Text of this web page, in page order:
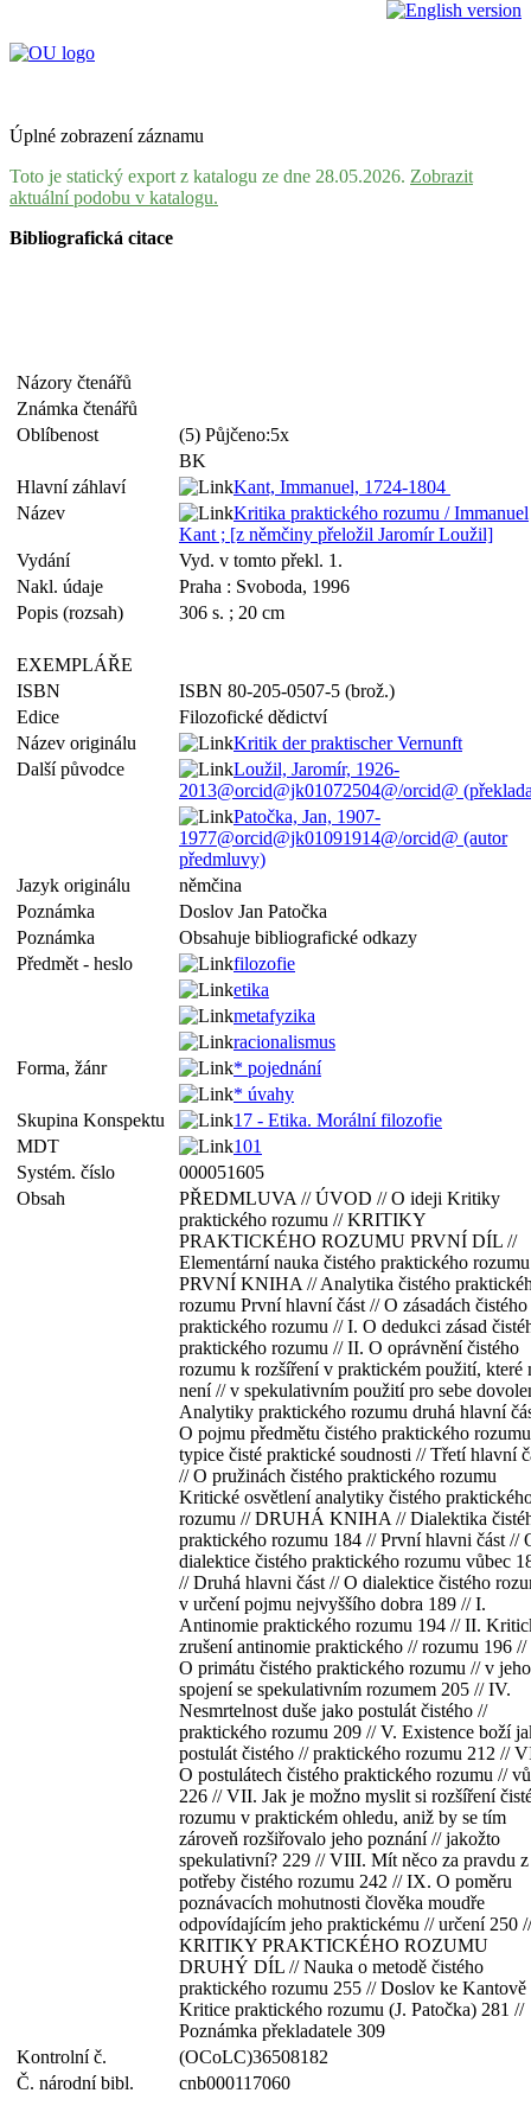
Úplné zobrazení záznamu
Toto je statický export z katalogu ze dne 28.05.2026. Zobrazit
aktuální podobu v katalogu.
Bibliografická citace
Názory čtenářů
Známka čtenářů
Oblíbenost
(5) Půjčeno:5x
BK
Hlavní záhlaví
Kant, Immanuel, 1724-1804
Název
Kritika praktického rozumu / Immanuel
Kant ; [z němčiny přeložil Jaromír Loužil]
Vydání
Vyd. v tomto překl. 1.
Nakl. údaje
Praha : Svoboda, 1996
Popis (rozsah)
306 s. ; 20 cm
EXEMPLÁŘE
ISBN
ISBN 80-205-0507-5 (brož.)
Edice
Filozofické dědictví
Název originálu
Kritik der praktischer Vernunft
Další původce
Loužil, Jaromír, 1926-
2013@orcid@jk01072504@/orcid@
Patočka, Jan, 1907-
1977@orcid@jk01091914@/orcid@ (autor
předmluvy)
Jazyk originálu
němčina
Poznámka
Doslov Jan Patočka
Poznámka
Obsahuje bibliografické odkazy
Předmět - heslo
filozofie
etika
metafyzika
racionalismus
Forma, žánr
* pojednání
* úvahy
Skupina Konspektu
17 - Etika. Morální filozofie
MDT
101
Systém. číslo
000051605
Obsah
PŘEDMLUVA // ÚVOD // O ideji Kritiky
praktického rozumu // KRITIKY
PRAKTICKÉHO ROZUMU PRVNÍ DÍL //
Elementární nauka čistého praktického
PRVNÍ KNIHA // Analytika čistého
rozumu První hlavní část // O zásadách čistého
praktického rozumu // I. O dedukci zásad
praktického rozumu // II. O oprávnění čistého
rozumu k rozšíření v praktickém použití, které
není // v spekulativním použití pro sebe
Analytiky praktického rozumu druhá hlavní
O pojmu předmětu čistého praktického
typice čisté praktické soudnosti // Třetí hlavní
// O pružinách čistého praktického rozumu
Kritické osvětlení analytiky čistého
rozumu // DRUHÁ KNIHA // Dialektika
praktického rozumu 184 // První hlavni část //
dialektice čistého praktického rozumu vůbec
// Druhá hlavni část // O dialektice čistého
v určení pojmu nejvyššího dobra 189 // I.
Antinomie praktického rozumu 194 // II.
zrušení antinomie praktického // rozumu 196
O primátu čistého praktického rozumu // v jeho
spojení se spekulativním rozumem 205 // IV.
Nesmrtelnost duše jako postulát čistého //
praktického rozumu 209 // V. Existence boží
postulát čistého // praktického rozumu 212 //
O postulátech čistého praktického rozumu //
226 // VII. Jak je možno myslit si rozšíření
rozumu v praktickém ohledu, aniž by se tím
zároveň rozšiřovalo jeho poznání // jakožto
spekulativní? 229 // VIII. Mít něco za pravdu z
potřeby čistého rozumu 242 // IX. O poměru
poznávacích mohutnosti člověka moudře
odpovídajícím jeho praktickému // určení 250 //
KRITIKY PRAKTICKÉHO ROZUMU
DRUHÝ DÍL // Nauka o metodě čistého
praktického rozumu 255 // Doslov ke Kantově
Kritice praktického rozumu (J. Patočka) 281 //
Poznámka překladatele 309
Kontrolní č.
(OCoLC)36508182
Č. národní bibl.
cnb000117060